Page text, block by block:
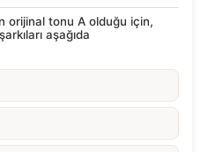
orijinal tonu A olduğu için,
aşağıda